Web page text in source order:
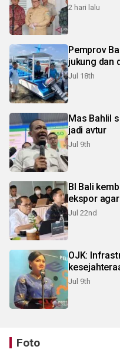
2 hari lalu
Pemprov
jukung dan
Jul 18th
Mas Bahlil
jadi avtur
Jul 9th
BI Bali
ekspor
Jul 22nd
OJK:
Jul 9th
Foto